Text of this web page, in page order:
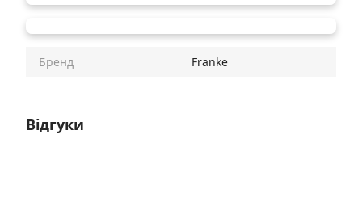
Бренд Franke
Відгуки